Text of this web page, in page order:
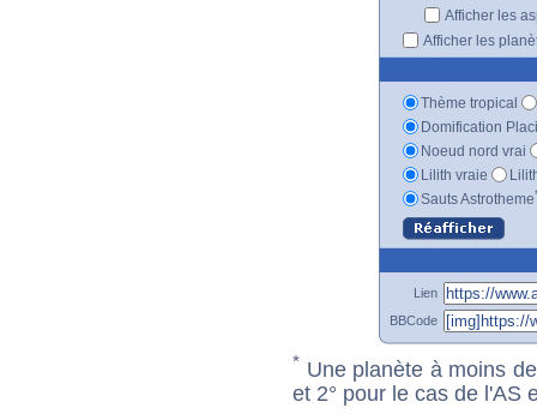
Afficher les
Afficher les
Thème tropical
Domification
Noeud nord vrai
Lilith vraie
Sauts Astrotheme
Lien
BBCode
* Une planète à moins
et 2° pour le cas de l'AS